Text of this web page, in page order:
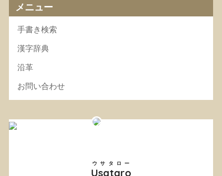
メニュー
手書き検索
漢字辞典
沿革
お問い合わせ
Usataro
ウサタロー